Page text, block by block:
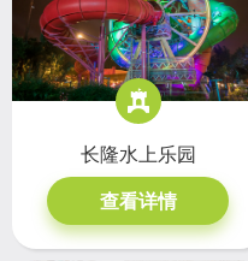
长隆水上乐园
查看详情